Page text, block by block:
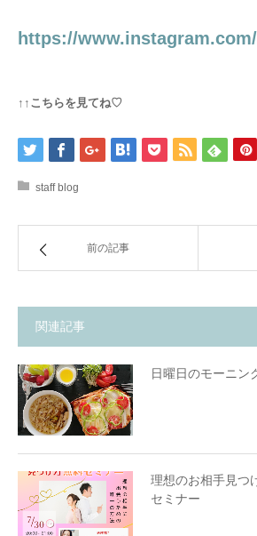
https://
↑↑こちらを見てね♡
staff blog
前の記事
関連記事
日曜日のモーニン
理想のお相手見
セミナー